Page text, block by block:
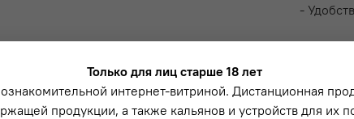
-
Только для лиц старше 18 лет
интернет-витриной. Дистанционная
продукции, а также кальянов и устройств для их